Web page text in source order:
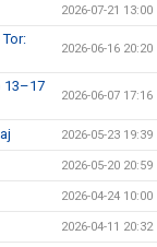
2026-07-21 13:00
2026-06-16 20:20
13–17
2026-06-07 17:16
2026-05-23 19:39
2026-05-20 20:59
2026-04-24 10:00
2026-04-11 20:32